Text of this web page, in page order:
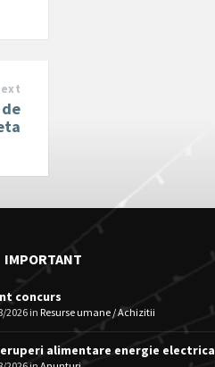
IMPORTANT
concurs
2026 in Resurse umane / Achizitii
alimentare energie electrica